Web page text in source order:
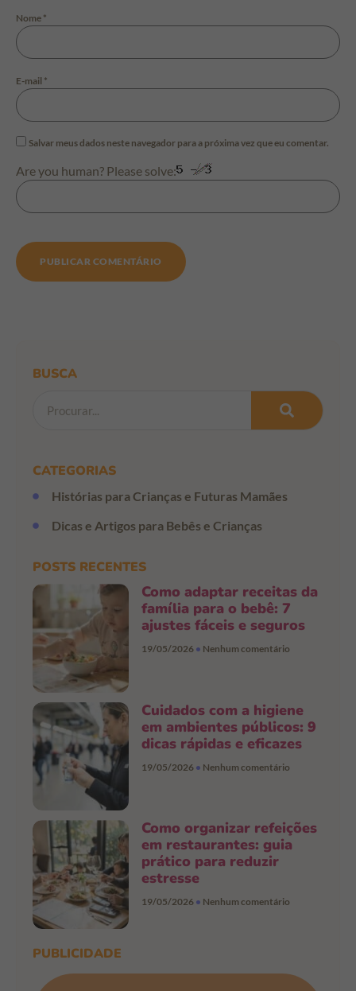
Nome *
E-mail *
Salvar meus dados neste navegador para a próxima vez que eu comentar.
Are you human? Please solve:
BUSCA
CATEGORIAS
Histórias para Crianças e Futuras Mamães
Dicas e Artigos para Bebês e Crianças
POSTS RECENTES
Como adaptar receitas da
família para o bebê: 7
ajustes fáceis e seguros
19/05/2026 Nenhum comentário
Cuidados com a higiene
em ambientes públicos: 9
dicas rápidas e eficazes
19/05/2026 Nenhum comentário
Como organizar refeições
em restaurantes: guia
prático para reduzir
estresse
19/05/2026 Nenhum comentário
PUBLICIDADE